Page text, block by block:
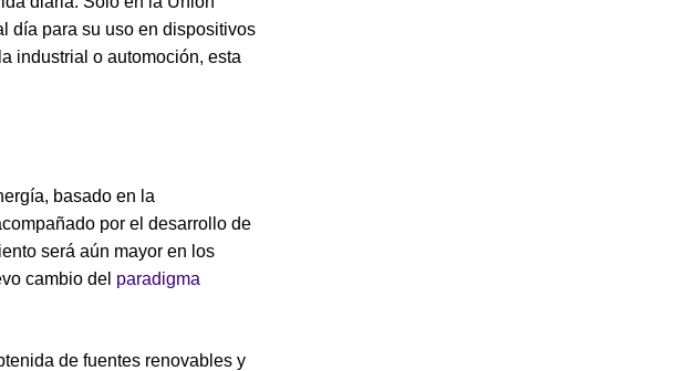
día para su uso en dispositivos
industrial o automoción, esta
basado en la
por el desarrollo de
será aún mayor en los
cambio del paradigma
de fuentes renovables y